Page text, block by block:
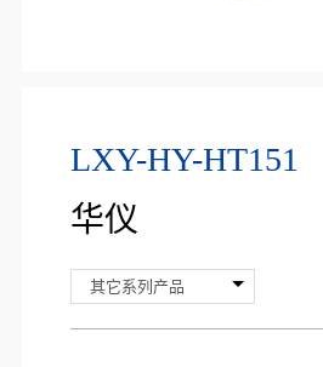
LXY-HY-HT151
华仪
其它系列产品